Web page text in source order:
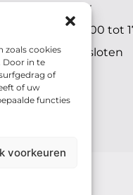
zoals cookies
Door in te
of
of uw
functies
voorkeuren
uur
09.00 tot
Gesloten